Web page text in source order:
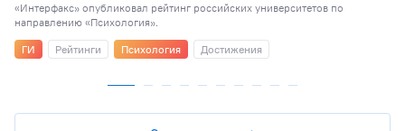
«Интерфакс» опубликовал рейтинг российских университетов по
направлению «Психология».
ГИ
Рейтинги Психология Достижения